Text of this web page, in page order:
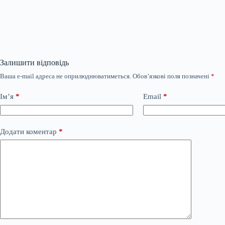
Залишити відповідь
Ваша e-mail адреса не оприлюднюватиметься. Обов’язкові поля позначені *
Ім’я * Email *
Додати коментар *